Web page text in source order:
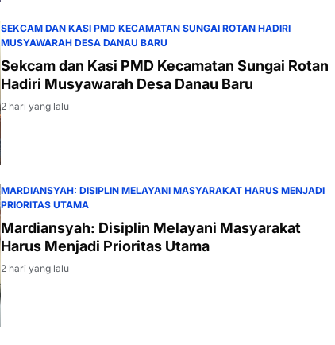
SEKCAM DAN KASI PMD KECAMATAN SUNGAI ROTAN HADIRI
MUSYAWARAH DESA DANAU BARU
Sekcam dan Kasi PMD Kecamatan Sungai Rotan
Hadiri Musyawarah Desa Danau Baru
2 hari yang lalu
MARDIANSYAH: DISIPLIN MELAYANI MASYARAKAT HARUS MENJADI
PRIORITAS UTAMA
Mardiansyah: Disiplin Melayani Masyarakat
Harus Menjadi Prioritas Utama
2 hari yang lalu